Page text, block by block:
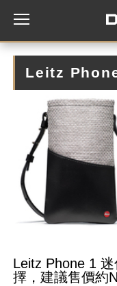
Leitz
Leitz Phone 1
擇，建議售價約